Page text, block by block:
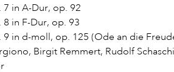
7 in A-Dur, op. 92
8 in F-Dur, op. 93
9 in d-moll, op. 125 (Ode an die
Birgit Remmert, Rudolf